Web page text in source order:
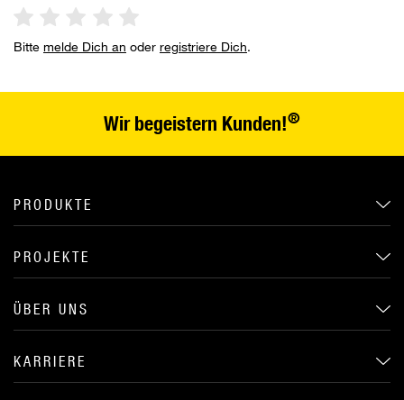
Bitte melde Dich an oder registriere Dich.
Wir begeistern Kunden!®
PRODUKTE
PROJEKTE
ÜBER UNS
KARRIERE